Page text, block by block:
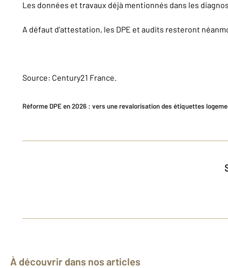
Les données et travaux déjà mentionnés dans les
A défaut d’attestation, les DPE et audits resteront
Source: Century21 France.
Réforme DPE en 2026 : vers une revalorisation des étiquettes
À découvrir dans nos articles